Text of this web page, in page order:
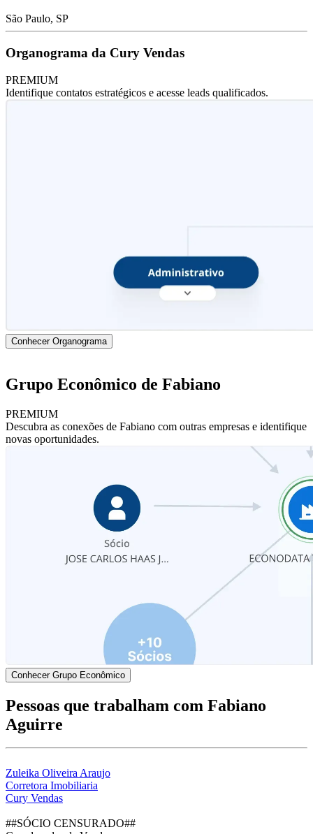
São Paulo, SP
Organograma da Cury Vendas
PREMIUM
Identifique contatos estratégicos e acesse leads qualificados.
Conhecer Organograma
Grupo Econômico de Fabiano
PREMIUM
Descubra as conexões de Fabiano com outras empresas e identifique
novas oportunidades.
Conhecer Grupo Econômico
Pessoas que trabalham com Fabiano
Aguirre
Zuleika Oliveira Araujo
Corretora Imobiliaria
Cury Vendas
##SÓCIO CENSURADO##